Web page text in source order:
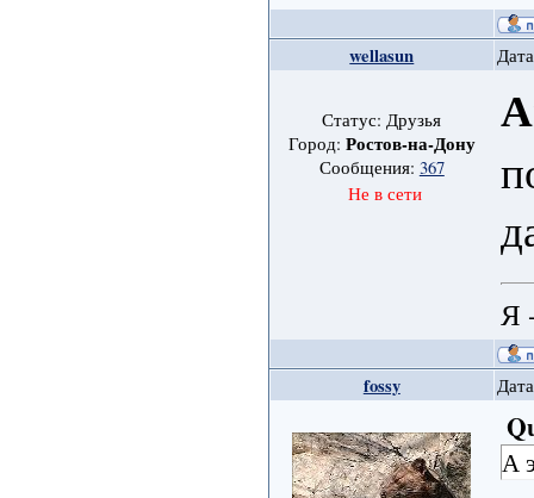
wellasun
Статус: Друзья
Город: Ростов-на-Дону
Сообщения: 367
Не в сети
Я
fossy
А